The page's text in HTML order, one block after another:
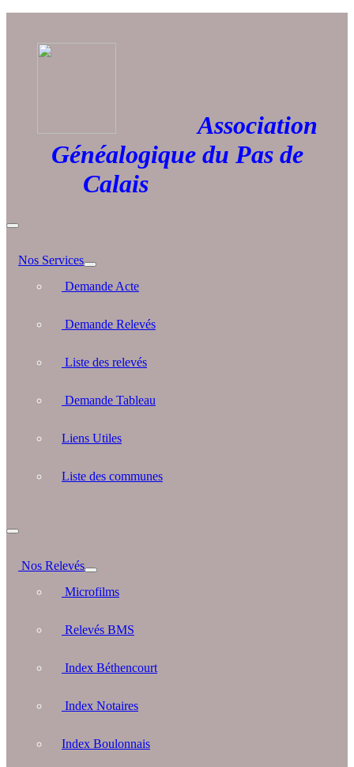
Association
Généalogique du Pas de
Calais
Nos Services
Demande Acte
Demande Relevés
Liste des relevés
Demande Tableau
Liens Utiles
Liste des communes
Nos Relevés
Microfilms
Relevés BMS
Index Béthencourt
Index Notaires
Index Boulonnais